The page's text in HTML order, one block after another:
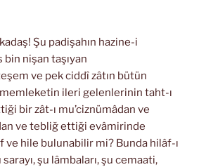
Şu padişahın hazine-i
bin nişan taşıyan
ve pek ciddî zâtın bütün
ileri gelenlerinin taht-ı
bir zât-ı mu’ciznümâdan ve
ve tebliğ ettiği evâmirinde
ve hile bulunabilir mi? Bunda hilâf-ı
şu lâmbaları, şu cemaati,